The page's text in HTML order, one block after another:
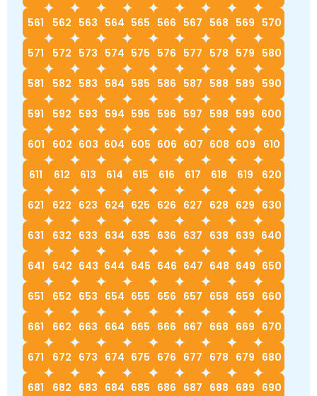
561 562 563 564 565 566 567 568 569 570
571 572 573 574 575 576 577 578 579 580
581 582 583 584 585 586 587 588 589 590
591 592 593 594 595 596 597 598 599 600
601 602 603 604 605 606 607 608 609 610
611 612 613 614 615 616 617 618 619 620
621 622 623 624 625 626 627 628 629 630
631 632 633 634 635 636 637 638 639 640
641 642 643 644 645 646 647 648 649 650
651 652 653 654 655 656 657 658 659 660
661 662 663 664 665 666 667 668 669 670
671 672 673 674 675 676 677 678 679 680
681 682 683 684 685 686 687 688 689 690